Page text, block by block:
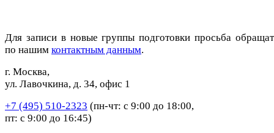
Для записи в новые группы подготовки просьба
по нашим контактным данным.
г. Москва,
ул. Лавочкина, д. 34, офис 1
+7 (495) 510-2323 (пн-чт: с 9:00 до 18:00,
пт: с 9:00 до 16:45)